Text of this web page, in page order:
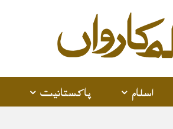
Karwan
اسلام پاکستانیت